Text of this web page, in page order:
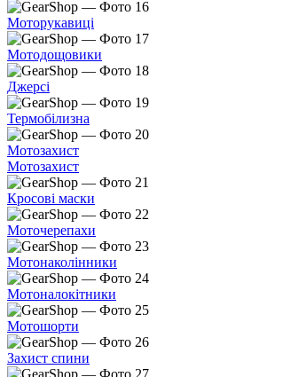
Моторукавиці
Мотодощовики
Джерсі
Термобілизна
Мотозахист
Мотозахист
Кросові маски
Моточерепахи
Мотонаколінники
Мотоналокітники
Мотошорти
Захист спини